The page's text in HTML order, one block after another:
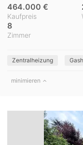
Kaufpreis
464.000 €
Zimmer
8
Zentralheizung
minimieren